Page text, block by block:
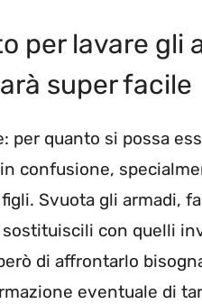
per lavare gli
super facile
per quanto si possa
confusione,
Svuota gli armadi,
con quelli
di affrontarlo
eventuale di